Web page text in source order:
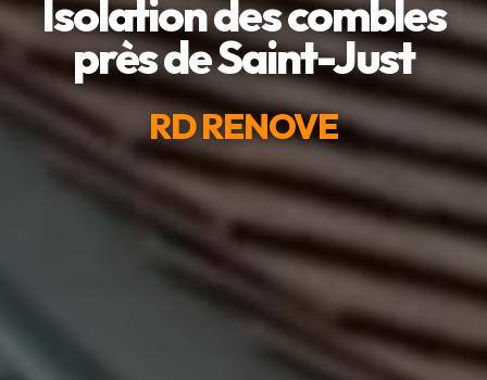
Isolation des combles
près de Saint-Just
RD RENOVE